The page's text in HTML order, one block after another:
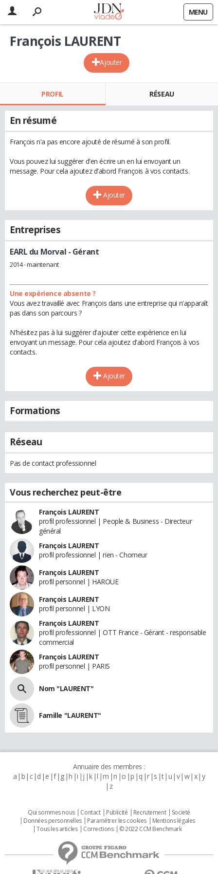
MENU
Ajouter
François LAURENT
PROFIL RÉSEAU
En résumé
François n'a pas encore ajouté de résumé à son profil.
Vous pouvez lui suggérer d'en écrire un en lui envoyant un
message. Pour cela ajoutez d'abord François à vos contacts.
Ajouter
Entreprises
EARL du Morval - Gérant
2014 - maintenant
Une expérience absente ?
Vous avez travaillé avec François dans une entreprise qui n'apparaît
pas dans son parcours ?
N'hésitez pas à lui suggérer d'ajouter cette expérience en lui
envoyant un message. Pour cela ajoutez d'abord François à vos
contacts.
Ajouter
Formations
Réseau
Pas de contact professionnel
Vous recherchez peut-être
François LAURENT
profil professionnel | People & Business - Directeur
général
François LAURENT
profil professionnel | rien - Chomeur
François LAURENT
profil personnel | HAROUE
François LAURENT
profil personnel | LYON
François LAURENT
profil professionnel | OTT France - Gérant - responsable
commercial
François LAURENT
profil personnel | PARIS
Nom "LAURENT"
Famille "LAURENT"
Annuaire des membres :
a b c d e f g h i j k l m n o p q r s t u v w x y
z
Qui sommes nous Contact Publicité Recrutement
Societé
Données personnelles
Paramétrer les cookies
Mentions légales
Tous les articles
Corrections © 2022 CCM Benchmark